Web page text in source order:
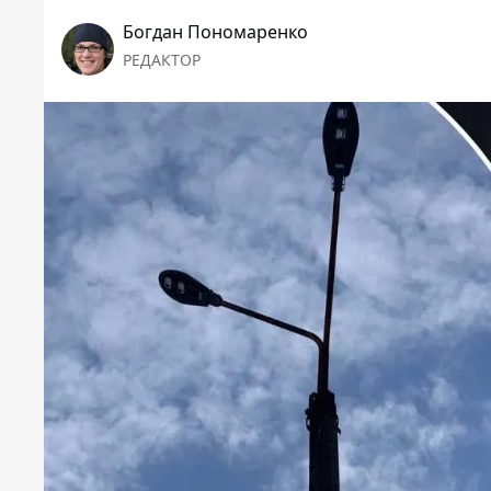
Богдан Пономаренко
РЕДАКТОР